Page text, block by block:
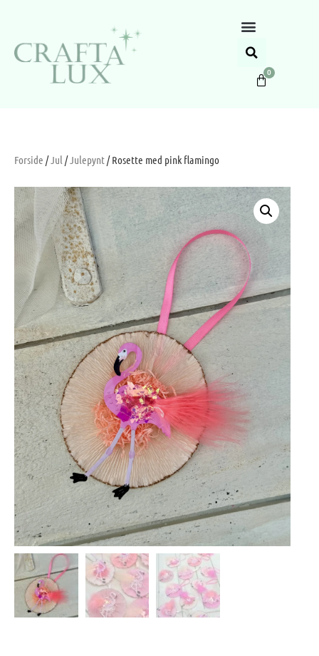
0
Forside /Jul /Julepynt/ Rosette med pink flamingo